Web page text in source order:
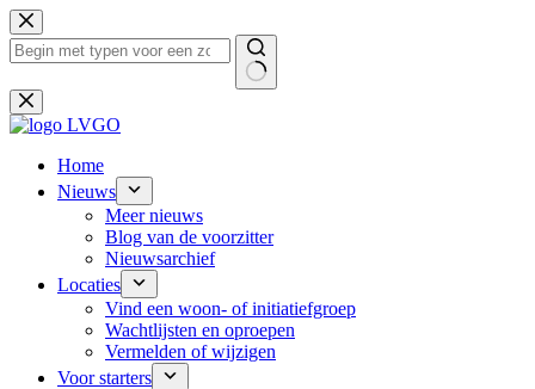
Ga
naar
de
Geen
resultaten
Home
Nieuws
Meer nieuws
Blog van de voorzitter
Nieuwsarchief
Locaties
Vind een woon- of initiatiefgroep
Wachtlijsten en oproepen
Vermelden of wijzigen
Voor starters